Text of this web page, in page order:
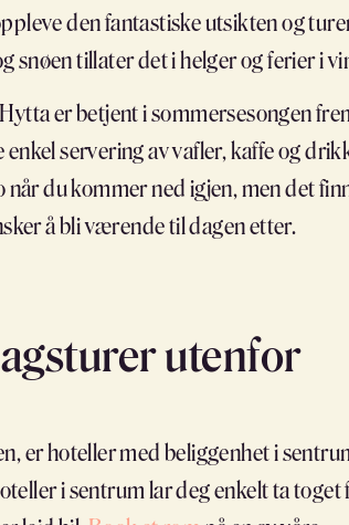
den fantastiske utsikten og
snøen tillater det i helger og ferier i
er betjent i sommersesongen
servering av vafler, kaffe og
du kommer ned igjen, men det
å bli værende til dagen etter.
utenfor
er hoteller med beliggenhet i
i sentrum lar deg enkelt ta toget